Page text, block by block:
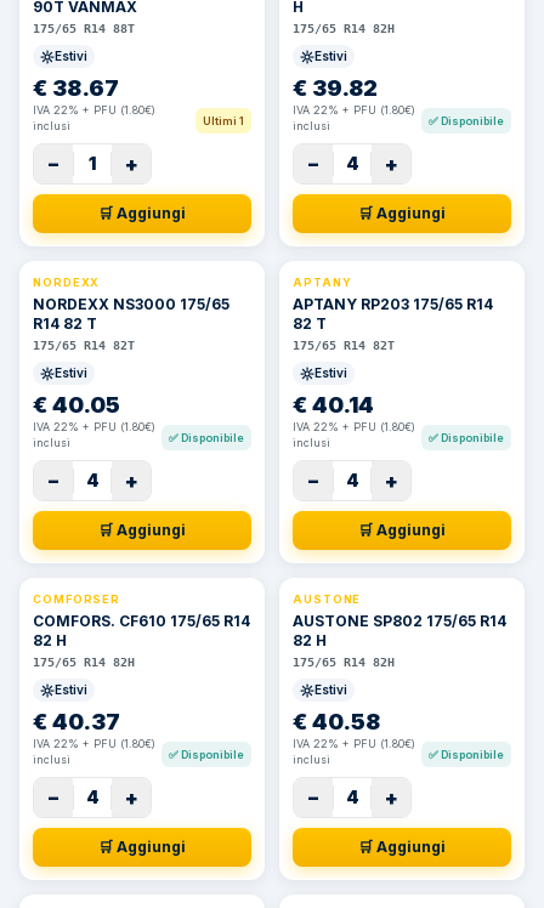
90T VANMAX
175/65 R14 88T
Estivi
€ 38.67
IVA 22% + PFU (1.80€)
inclusi
Ultimi 1
− 1 +
🛒 Aggiungi
H
175/65 R14 82H
Estivi
€ 39.82
IVA 22% + PFU (1.80€)
inclusi
✅Disponibile
− 4 +
🛒 Aggiungi
NORDEXX
NORDEXX NS3000 175/65
R14 82 T
175/65 R14 82T
Estivi
€40.05
IVA 22% + PFU (1.80€)
inclusi
✅Disponibile
− 4 +
🛒 Aggiungi
APTANY
APTANY RP203 175/65 R14
82 T
175/65 R14 82T
Estivi
€40.14
IVA 22% + PFU (1.80€)
inclusi
✅Disponibile
− 4 +
🛒 Aggiungi
COMFORSER
COMFORS. CF610 175/65 R14
82 H
175/65 R14 82H
Estivi
€40.37
IVA 22% + PFU (1.80€)
inclusi
✅Disponibile
− 4 +
🛒 Aggiungi
AUSTONE
AUSTONE SP802 175/65 R14
82 H
175/65 R14 82H
Estivi
€40.58
IVA 22% + PFU (1.80€)
inclusi
✅Disponibile
− 4 +
🛒 Aggiungi